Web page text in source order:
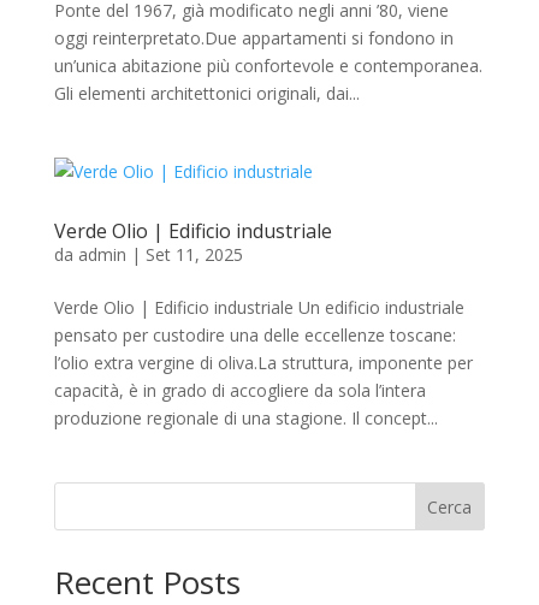
Ponte del 1967, già modificato negli anni ’80, viene
oggi reinterpretato.Due appartamenti si fondono in
un’unica abitazione più confortevole e contemporanea.
Gli elementi architettonici originali, dai...
Verde Olio | Edificio industriale
da admin | Set 11, 2025
Verde Olio | Edificio industriale Un edificio industriale
pensato per custodire una delle eccellenze toscane:
l’olio extra vergine di oliva.La struttura, imponente per
capacità, è in grado di accogliere da sola l’intera
produzione regionale di una stagione. Il concept...
Cerca
Recent Posts